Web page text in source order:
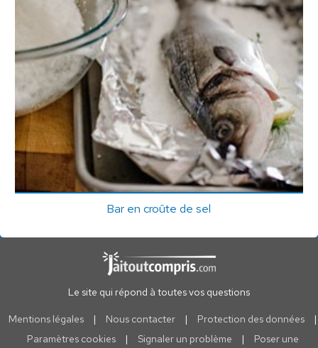
Bar en croûte de sel
Le site qui répond à toutes vos questions
Mentions légales | Nous contacter | Protection des données
|
Paramètres cookies
| Signaler un problème | Poser une